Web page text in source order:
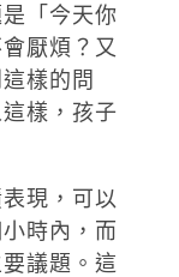
「今天你
厭煩？又
樣的問
樣，孩子
現，可以
時內，而
議題。這